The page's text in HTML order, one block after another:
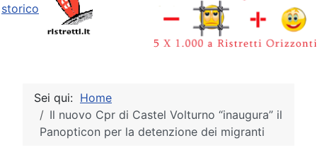
storico
Sei qui: Home
Il nuovo Cpr di Castel Volturno “inaugura” il
Panopticon per la detenzione dei migranti